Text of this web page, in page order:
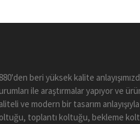
beri yüksek kalite
ile araştırmalar yapıyor ve
ve modern bir tasarım
toplantı koltuğu, bekleme